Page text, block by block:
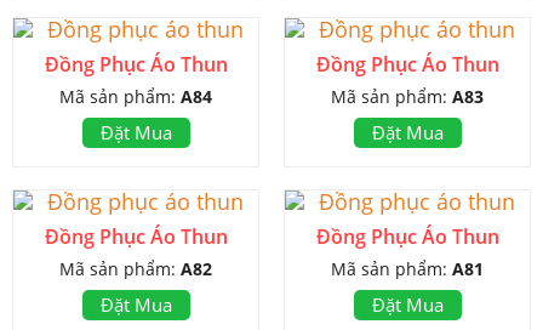
Đồng Phục Áo Thun
Mã sản phẩm: A84
Đặt Mua
Đồng Phục Áo Thun
Mã sản phẩm: A83
Đặt Mua
Đồng Phục Áo Thun
Mã sản phẩm: A82
Đặt Mua
Đồng Phục Áo Thun
Mã sản phẩm: A81
Đặt Mua